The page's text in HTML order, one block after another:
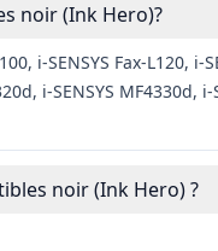
noir (Ink Hero)?
SENSYS Fax-L120, i-
i-SENSYS MF4330d,
noir (Ink Hero) ?